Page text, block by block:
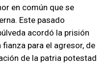
en común que se
Este pasado
acordó la prisión
para el agresor, de
de la patria potestad